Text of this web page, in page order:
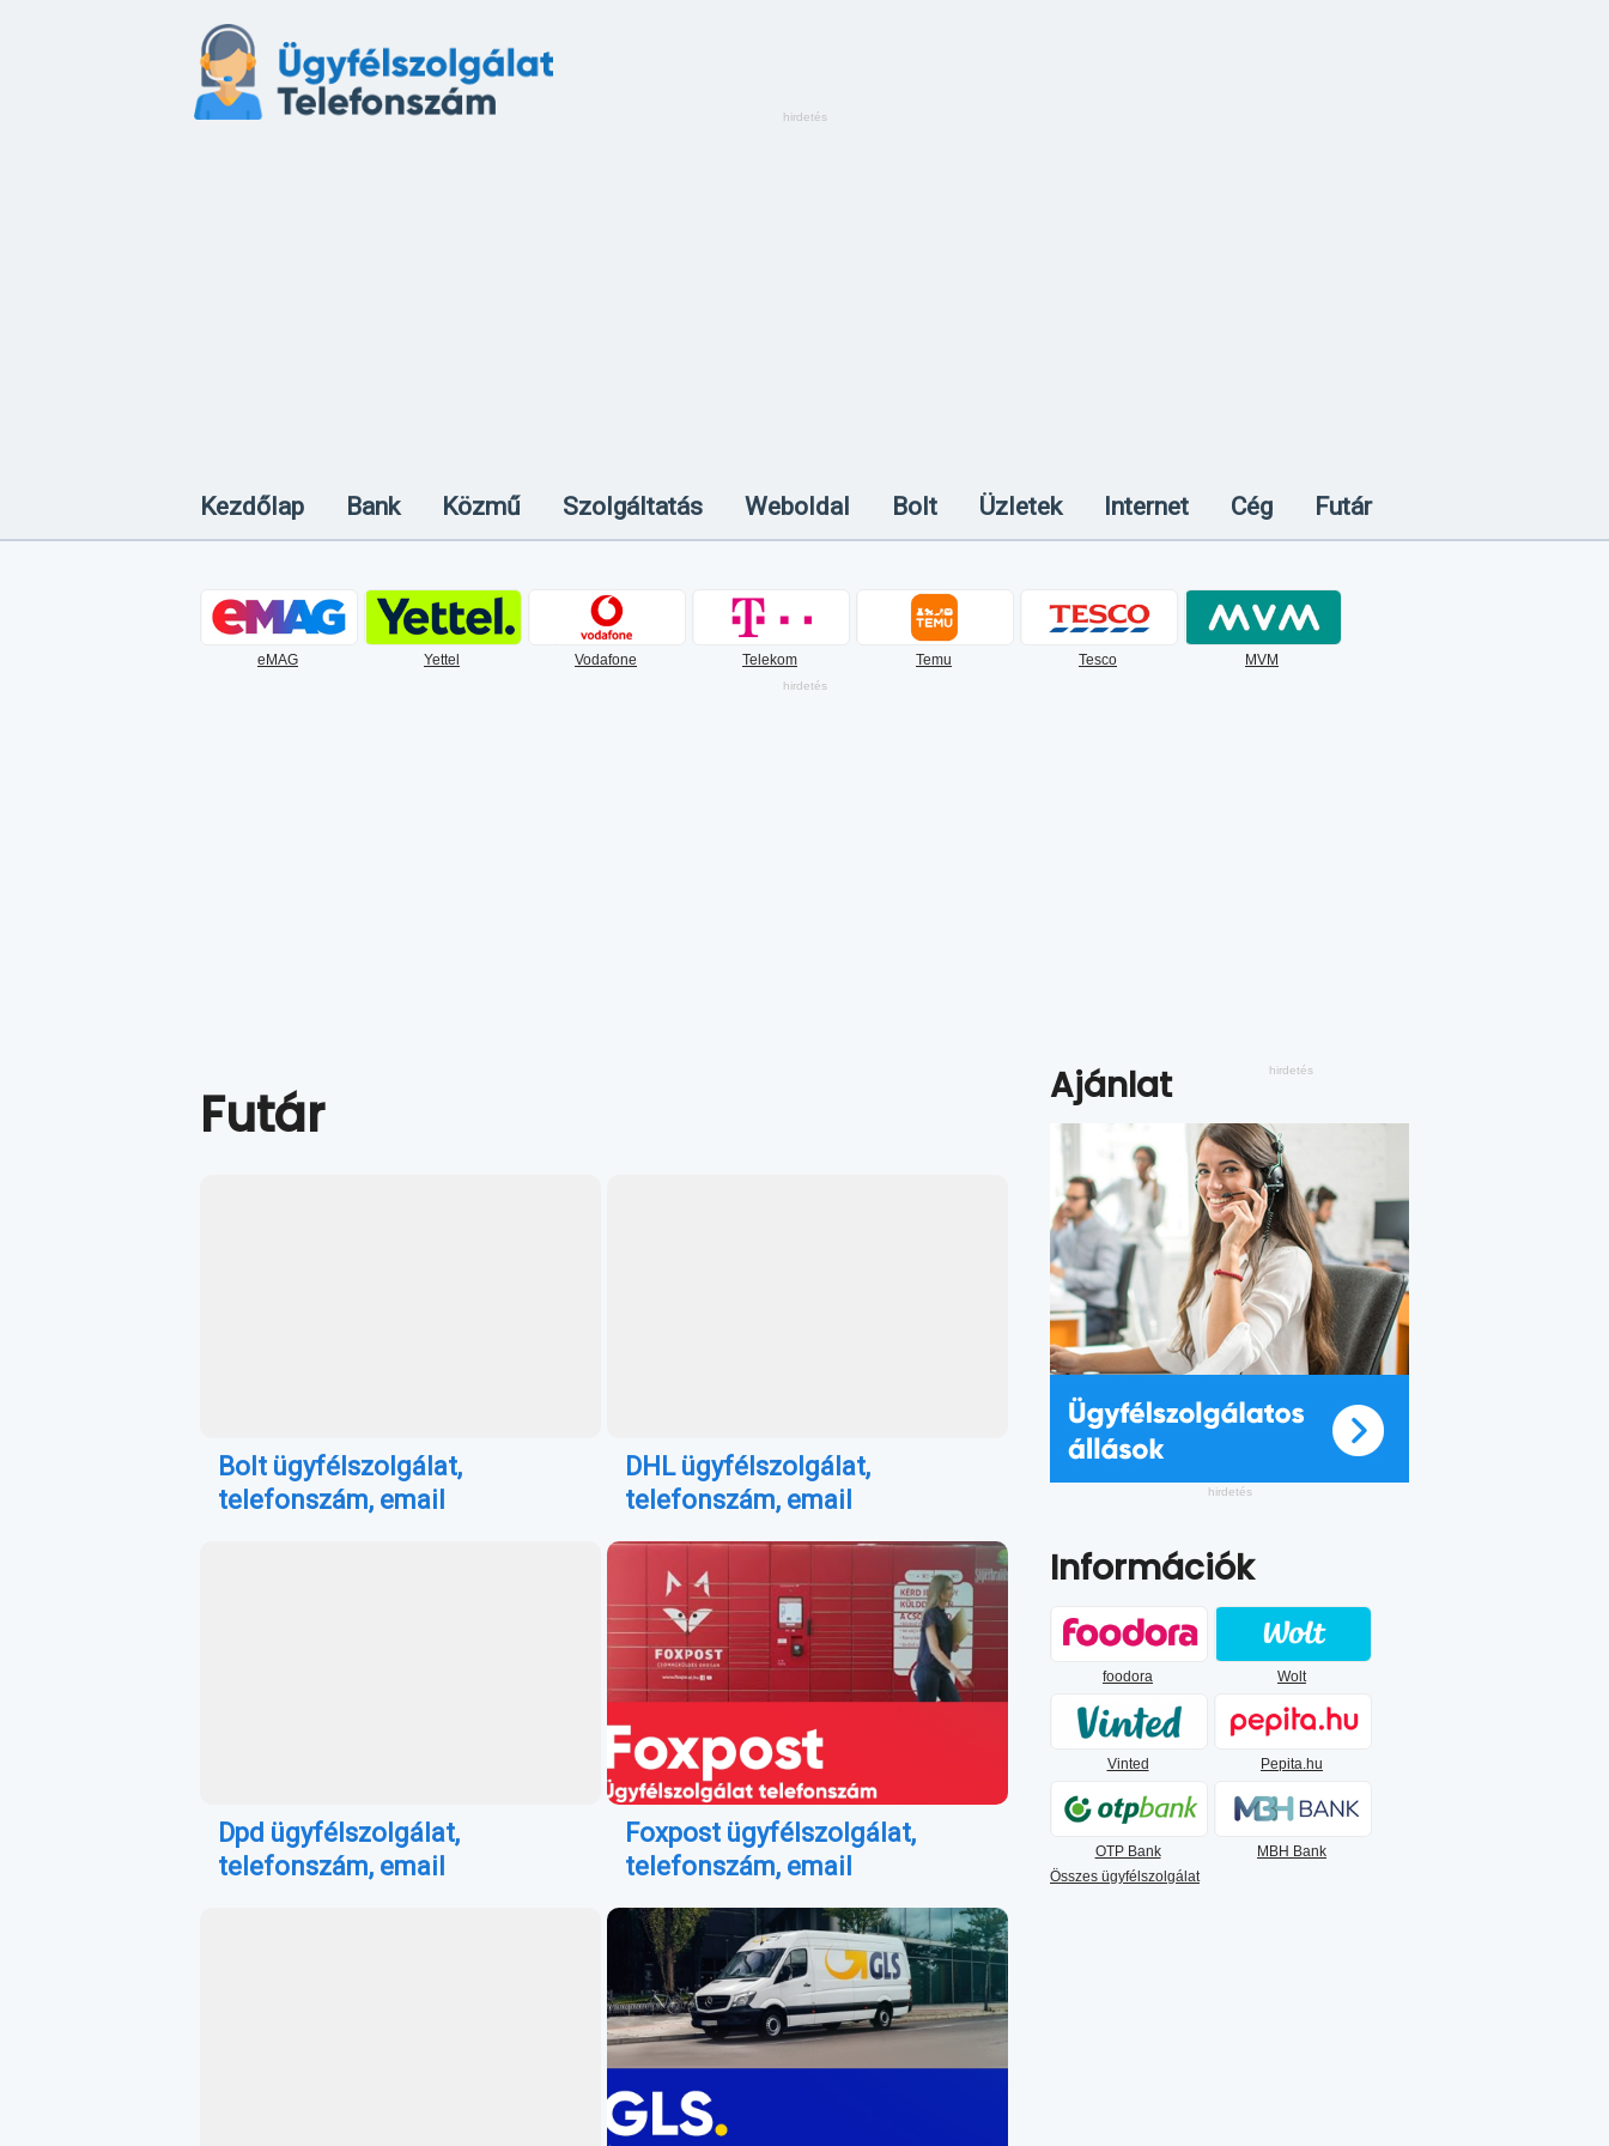
Kezdőlap Bank Közmű Szolgáltatás Weboldal Bolt Üzletek Internet Cég Futár
eMAG Yettel Vodafone Telekom Temu Tesco MVM
Futár
Bolt ügyfélszolgálat,
telefonszám, email
DHL ügyfélszolgálat,
telefonszám, email
Dpd ügyfélszolgálat,
telefonszám, email
Foxpost ügyfélszolgálat,
telefonszám, email
Ajánlat
Információk
foodora Wolt
Vinted Pepita.hu
OTP Bank
MBH Bank
Összes ügyfélszolgálat